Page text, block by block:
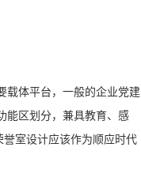
载体平台，一般的企业党建
能区划分，兼具教育、感
室设计应该作为顺应时代